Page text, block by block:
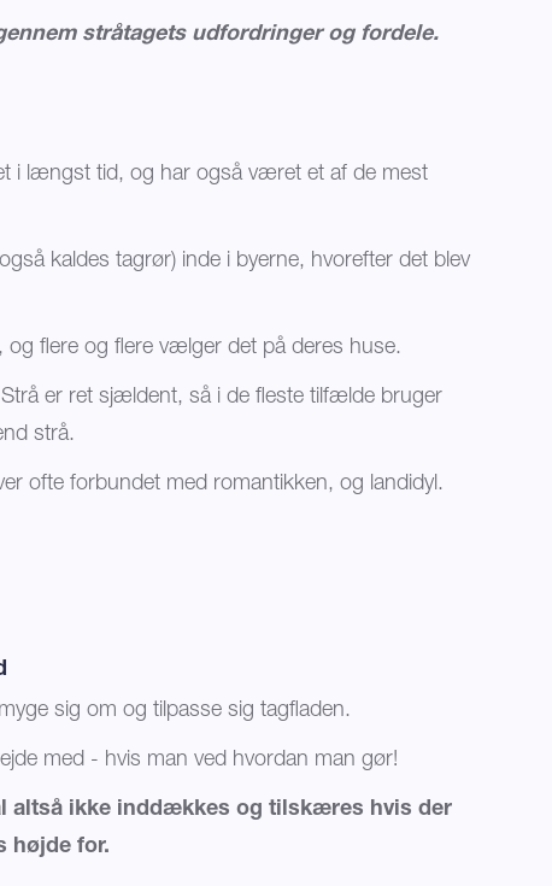
stråtagets udfordringer og fordele.
i længst tid, og har også været et af de mest
kaldes tagrør) inde i byerne, hvorefter det blev
og flere og flere vælger det på deres huse.
er ret sjældent, så i de fleste tilfælde bruger
strå.
ofte forbundet med romantikken, og landidyl.
sig om og tilpasse sig tagfladen.
med - hvis man ved hvordan man gør!
altså ikke inddækkes og tilskæres hvis der
højde for.